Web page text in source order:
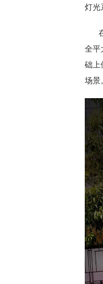
灯光
全平
础上
场景。